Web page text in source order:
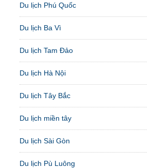
Du lịch Phú Quốc
Du lịch Ba Vì
Du lịch Tam Đảo
Du lịch Hà Nội
Du lịch Tây Bắc
Du lịch miền tây
Du lịch Sài Gòn
Du lịch Pù Luông